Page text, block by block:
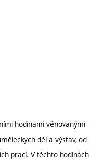
hodinami věnovanými
děl a výstav, od
prací. V těchto hodinách